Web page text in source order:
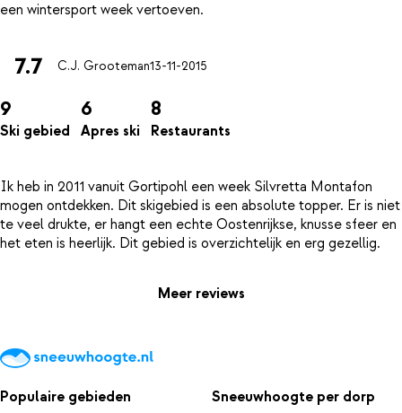
7.7 C.J. Grooteman13-11-2015
9
Ski gebied
6
Apres ski
8
Restaurants
Ik heb in 2011 vanuit Gortipohl een week Silvretta Montafon
mogen ontdekken. Dit skigebied is een absolute topper. Er is niet
te veel drukte, er hangt een echte Oostenrijkse, knusse sfeer en
Meer reviews
Populaire gebieden Sneeuwhoogte per dorp